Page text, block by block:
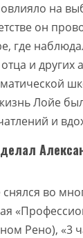
на
он
где
и других
Лойе
и
во
Рено), «3